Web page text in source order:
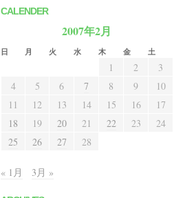
CALENDER
2007年2月
日 月 火 水 木 金 土
1 2
3
4
5 6 7 8 9
10
11
12 13 14 15 16
17
18
19 20 21 22 23
24
25
26 27 28
« 1月 3月 »